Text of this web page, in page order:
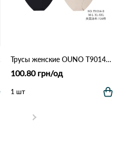
Трусы женские OUNO T9014 11С Разные цвета
100.80 грн/од
1 шт